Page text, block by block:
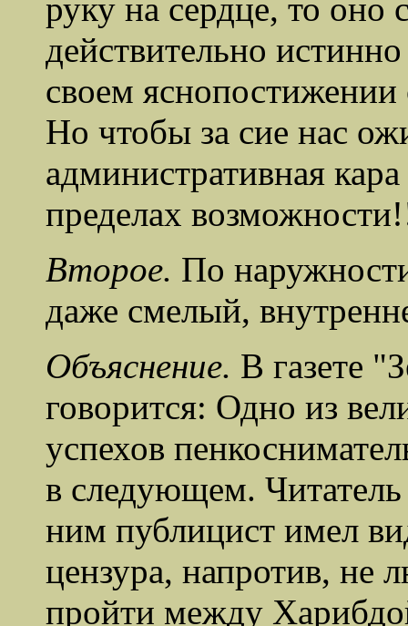
руку на сердце, то оно
действительно
своем
Но чтобы за сие нас
административная
пределах
Второе. По
даже смелый, внутренн
Объяснение. В газете
говорится: Одно из
успехов
в следующем.
ним публицист имел
цензура, напротив, не
пройти между